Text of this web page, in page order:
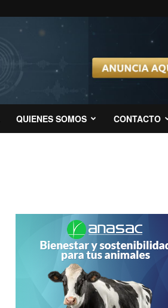
QUIENES SOMOS CONTACTO